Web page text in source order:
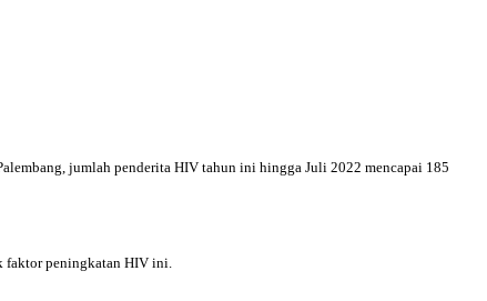
jumlah penderita HIV tahun ini hingga Juli 2022 mencapai 185
faktor peningkatan HIV ini.